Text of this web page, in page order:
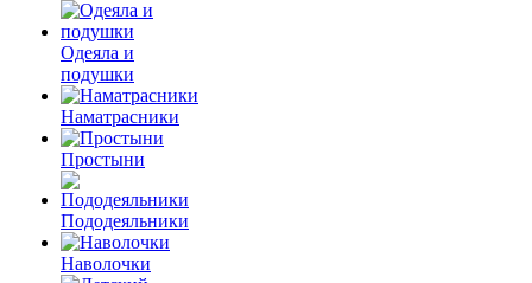
Одеяла и
подушки
Наматрасники
Простыни
Пододеяльники
Наволочки